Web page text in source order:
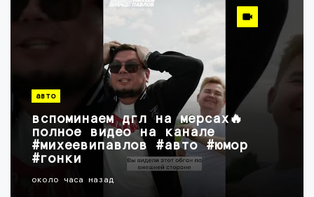
авто
вспоминаем дгл на мерсах🔥
полное видео на канале
#михеевипавлов #авто #юмор
#гонки
около часа назад